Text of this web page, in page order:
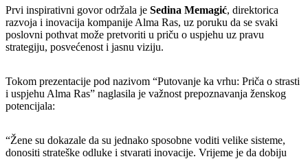
Prvi inspirativni govor održala je Sedina Memagić, direktorica
razvoja i inovacija kompanije Alma Ras, uz poruku da se svaki
poslovni pothvat može pretvoriti u priču o uspjehu uz pravu
strategiju, posvećenost i jasnu viziju.
Tokom prezentacije pod nazivom “Putovanje ka vrhu: Priča o strasti
i uspjehu Alma Ras” naglasila je važnost prepoznavanja ženskog
potencijala:
“Žene su dokazale da su jednako sposobne voditi velike sisteme,
donositi strateške odluke i stvarati inovacije. Vrijeme je da dobiju